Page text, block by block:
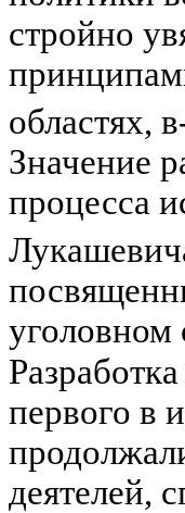
стройно
областях,
Значение
процесса
уголовном
первого в
деятелей,